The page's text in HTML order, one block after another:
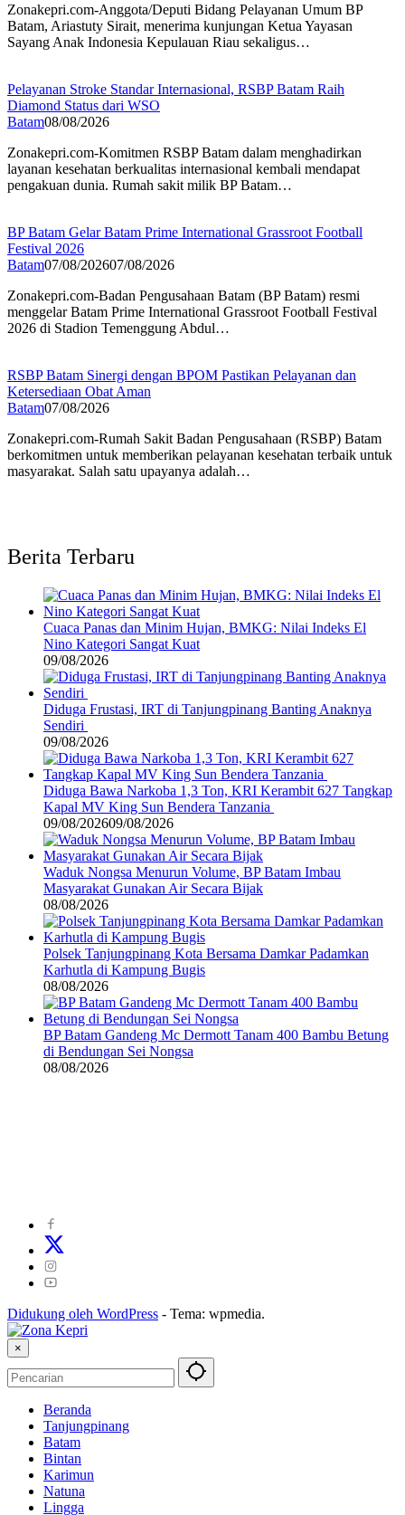
Zonakepri.com-Anggota/Deputi Bidang Pelayanan Umum BP
Batam, Ariastuty Sirait, menerima kunjungan Ketua Yayasan
Sayang Anak Indonesia Kepulauan Riau sekaligus…
Pelayanan Stroke Standar Internasional, RSBP Batam Raih
Diamond Status dari WSO
Batam08/08/2026
Zonakepri.com-Komitmen RSBP Batam dalam menghadirkan
layanan kesehatan berkualitas internasional kembali mendapat
pengakuan dunia. Rumah sakit milik BP Batam…
BP Batam Gelar Batam Prime International Grassroot Football
Festival 2026
Batam07/08/202607/08/2026
Zonakepri.com-Badan Pengusahaan Batam (BP Batam) resmi
menggelar Batam Prime International Grassroot Football Festival
2026 di Stadion Temenggung Abdul…
RSBP Batam Sinergi dengan BPOM Pastikan Pelayanan dan
Ketersediaan Obat Aman
Batam07/08/2026
Zonakepri.com-Rumah Sakit Badan Pengusahaan (RSBP) Batam
berkomitmen untuk memberikan pelayanan kesehatan terbaik untuk
masyarakat. Salah satu upayanya adalah…
Berita Terbaru
Cuaca Panas dan Minim Hujan, BMKG: Nilai Indeks El
Nino Kategori Sangat Kuat
09/08/2026
Diduga Frustasi, IRT di Tanjungpinang Banting Anaknya
Sendiri
09/08/2026
Diduga Bawa Narkoba 1,3 Ton, KRI Kerambit 627 Tangkap
Kapal MV King Sun Bendera Tanzania
09/08/202609/08/2026
Waduk Nongsa Menurun Volume, BP Batam Imbau
Masyarakat Gunakan Air Secara Bijak
08/08/2026
Polsek Tanjungpinang Kota Bersama Damkar Padamkan
Karhutla di Kampung Bugis
08/08/2026
BP Batam Gandeng Mc Dermott Tanam 400 Bambu Betung
di Bendungan Sei Nongsa
08/08/2026
Didukung oleh WordPress - Tema: wpmedia.
×
Beranda
Tanjungpinang
Batam
Bintan
Karimun
Natuna
Lingga